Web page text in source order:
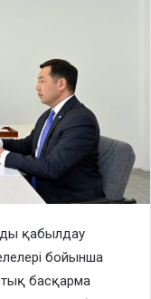
қабылдау
бойынша
басқарма